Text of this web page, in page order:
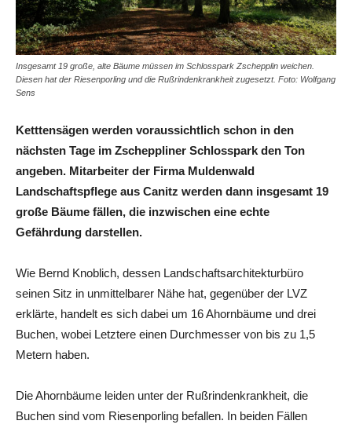
Insgesamt 19 große, alte Bäume müssen im Schlosspark Zschepplin weichen.
Diesen hat der Riesenporling und die Rußrindenkrankheit zugesetzt. Foto: Wolfgang
Sens
Ketttensägen werden voraussichtlich schon in den
nächsten Tage im Zscheppliner Schlosspark den Ton
angeben. Mitarbeiter der Firma Muldenwald
Landschaftspflege aus Canitz werden dann insgesamt 19
große Bäume fällen, die inzwischen eine echte
Gefährdung darstellen.
Wie Bernd Knoblich, dessen Landschaftsarchitekturbüro
seinen Sitz in unmittelbarer Nähe hat, gegenüber der LVZ
erklärte, handelt es sich dabei um 16 Ahornbäume und drei
Buchen, wobei Letztere einen Durchmesser von bis zu 1,5
Metern haben.
Die Ahornbäume leiden unter der Rußrindenkrankheit, die
Buchen sind vom Riesenporling befallen. In beiden Fällen